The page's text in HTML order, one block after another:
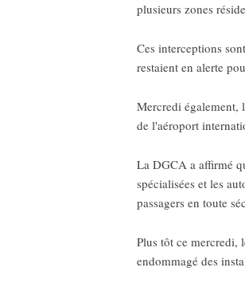
plusieurs zones
Ces interceptions
restaient en alerte
Mercredi
de l'aéroport
La DGCA a affirmé
spécialisées et les
passagers en toute
Plus tôt ce mercredi,
endommagé des